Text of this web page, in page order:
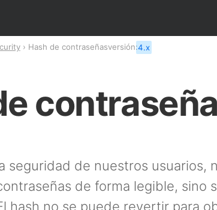
seguridad de nuestros usuarios,
de forma legible, sino
hash no se puede revertir para
Hash de contraseñasversión:4.x